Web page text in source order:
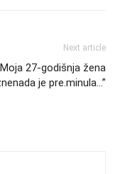
Next article
27-godišnja žena
je pre.minula…”